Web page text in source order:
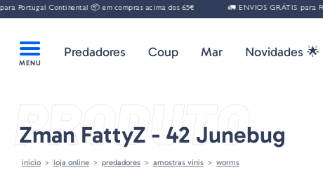
Continental 📦 em compras acima dos 65€ 🚛 ENVIOS GRÁTIS para
Predadores Coup Mar Novidades 🌟
PRODUTO
Zman FattyZ - 42 Junebug
início loja online predadores amostras vinis worms